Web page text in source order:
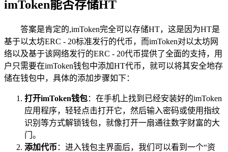
imToken能否存储HT
答案是肯定的,imToken完全可以存储HT，这是因为HT是
基于以太坊ERC - 20标准发行的代币，而imToken对以太坊网
络以及基于该网络发行的ERC - 20代币提供了全面的支持，用
户只需要在imToken钱包中添加HT代币，就可以将其安全地存
储在钱包中，具体的添加步骤如下：
打开imToken钱包：在手机上找到已经安装好的imToken
应用程序，轻轻点击打开它，然后输入密码或使用指纹
识别等方式解锁钱包，就像打开一扇通往数字财富的大
门。
添加代币 ：进入钱包主界面后，我们可以看到一个“资